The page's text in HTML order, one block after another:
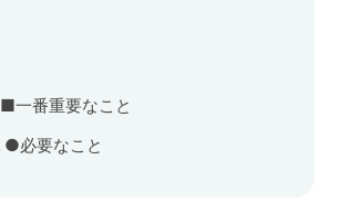
■一番重要なこと
●必要なこと